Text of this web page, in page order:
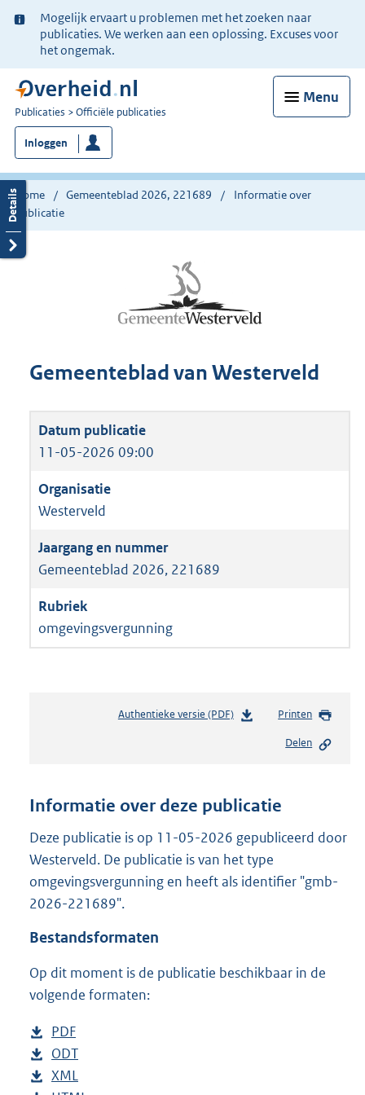
Ter
informatie:
Mogelijk ervaart u problemen met het zoeken naar
publicaties. We werken aan een oplossing. Excuses voor
het ongemak.
Menu
U
bent
nu
hier:
Publicaties Officiële publicaties
Inloggen
Home Gemeenteblad 2026, 221689
Informatie over
publicatie
Gemeenteblad van Westerveld
11-05-2026 09:00
Westerveld
Gemeenteblad 2026, 221689
omgevingsvergunning
Authentieke versie (PDF)b
n
s
r
o
:
Printen
Delen
Informatie over deze publicatie
Deze publicatie is op 11-05-2026 gepubliceerd door
Westerveld. De publicatie is van het type
omgevingsvergunning en heeft als identifier "gmb-
2026-221689".
Bestandsformaten
Op dit moment is de publicatie beschikbaar in de
volgende formaten:
D
o
w
PDF
e
s
D
o
ODT
D
XML